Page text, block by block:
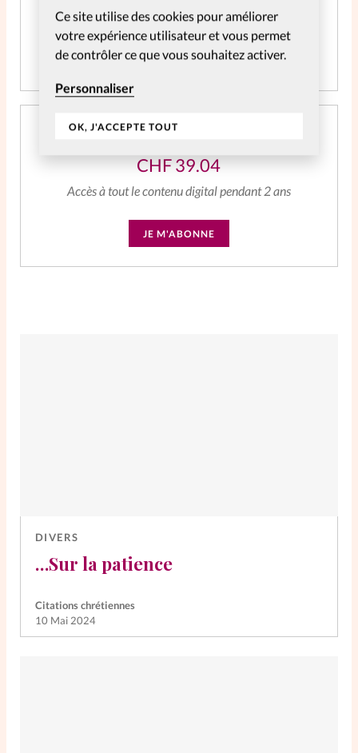
Ce site utilise des cookies pour améliorer
votre expérience utilisateur et vous permet
de contrôler ce que vous souhaitez activer.
Personnaliser
OK, J'ACCEPTE TOUT
Accès à tout le contenu digital
JE M'ABONNE
Abonnement SpirituElles Web 2 ans
CHF39.04
Accès à tout le contenu digital pendant 2 ans
JE M'ABONNE
DIVERS
…Sur la patience
Citations chrétiennes
10 Mai 2024